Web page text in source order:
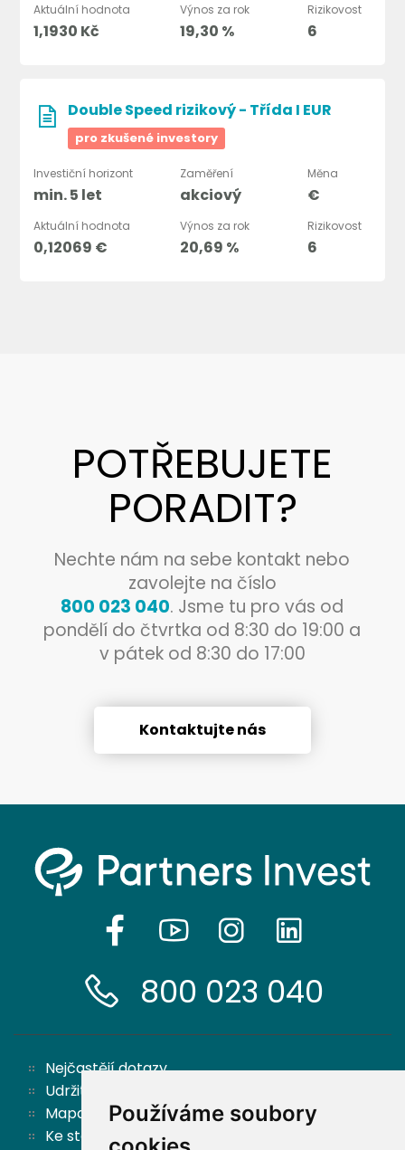
Používáme soubory
Aktuální hodnota
1,1930 Kč
Výnos za rok
19,30 %
Rizikovost
6
Double Speed rizikový - Třída I EUR
pro zkušené investory
Investiční horizont
min. 5 let
Zaměření
akciový
Měna
€
Aktuální hodnota
0,12069 €
Výnos za rok
20,69 %
Rizikovost
6
POTŘEBUJETE
PORADIT?
Nechte nám na sebe kontakt nebo
zavolejte na číslo
800 023 040. Jsme tu pro vás od
pondělí do čtvrtka od 8:30 do 19:00 a
v pátek od 8:30 do 17:00
Kontaktujte nás
800 023 040
Nejčastějí dotazy
Udržitelnost
Mapa stránek
Ke stažení